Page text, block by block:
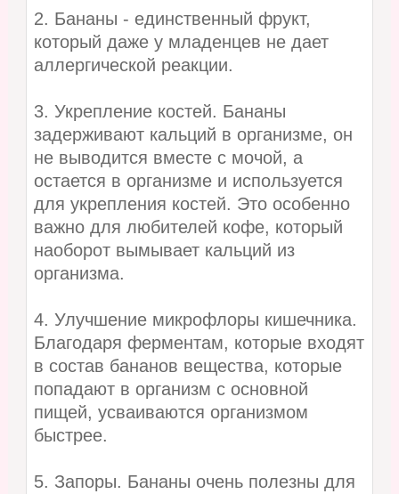
2. Бананы - единственный фрукт,
который даже у младенцев не дает
аллергической реакции.
3. Укрепление костей. Бананы
задерживают кальций в организме, он
не выводится вместе с мочой, а
остается в организме и используется
для укрепления костей. Это особенно
важно для любителей кофе, который
наоборот вымывает кальций из
организма.
4. Улучшение микрофлоры кишечника.
Благодаря ферментам, которые входят
в состав бананов вещества, которые
попадают в организм с основной
пищей, усваиваются организмом
быстрее.
5. Запоры. Бананы очень полезны для